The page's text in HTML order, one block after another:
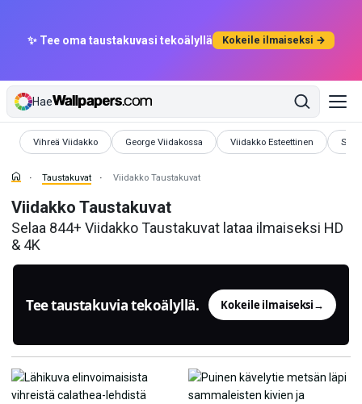
✨ Tee oma taustakuvasi tekoälyllä Kokeile ilmaiseksi →
Hae
Vihreä Viidakko
Taustakuvat George Viidakossa
Taustakuvat Viidakko Esteettinen
Taustakuvat
Taustakuvat Viidakko Taustakuvat
Viidakko Taustakuvat
Selaa 844+ Viidakko Taustakuvat lataa ilmaiseksi HD
& 4K
Tee taustakuvia tekoälyllä. Kokeile ilmaiseksi→